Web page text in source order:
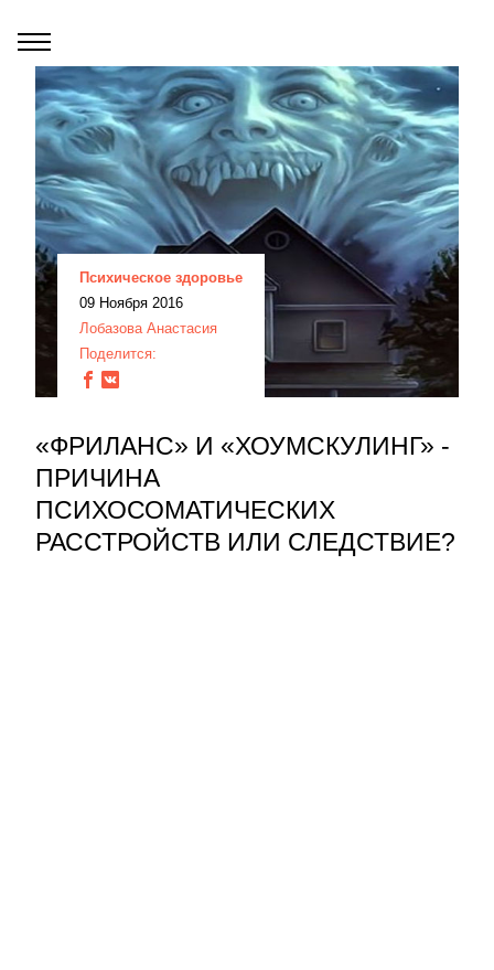
Психическое здоровье
09 Ноября 2016
Лобазова Анастасия
Поделится:
«ФРИЛАНС» И «ХОУМСКУЛИНГ» -
ПРИЧИНА
ПСИХОСОМАТИЧЕСКИХ
РАССТРОЙСТВ ИЛИ СЛЕДСТВИЕ?